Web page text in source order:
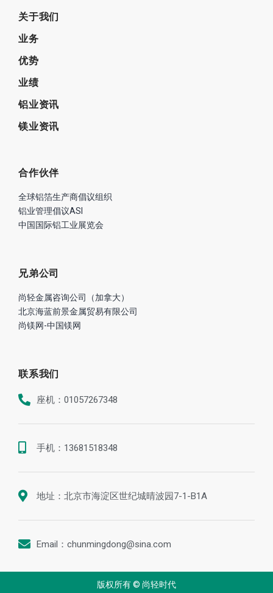
关于我们
业务
优势
业绩
铝业资讯
镁业资讯
合作伙伴
全球铝箔生产商倡议组织
铝业管理倡议ASI
中国国际铝工业展览会
兄弟公司
尚轻金属咨询公司（加拿大）
北京海蓝前景金属贸易有限公司
尚镁网-中国镁网
联系我们
座机：01057267348
手机：13681518348
地址：北京市海淀区世纪城晴波园7-1-B1A
Email：chunmingdong@sina.com
版权所有 © 尚轻时代